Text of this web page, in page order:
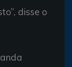
disse o